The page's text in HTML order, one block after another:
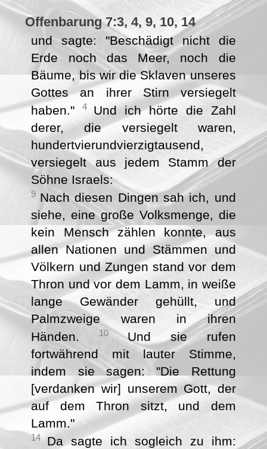
Offenbarung 7:3, 4, 9, 10, 14
und sagte: "Beschädigt nicht die
Erde noch das Meer, noch die
Bäume, bis wir die Sklaven unseres
Gottes an ihrer Stirn versiegelt
haben."4 Und ich hörte die Zahl
derer, die versiegelt waren,
hundertvierundvierzigtausend,
versiegelt aus jedem Stamm der
Söhne Israels:
9 Nach diesen Dingen sah ich, und
siehe, eine große Volksmenge, die
kein Mensch zählen konnte, aus
allen Nationen und Stämmen und
Völkern und Zungen stand vor dem
Thron und vor dem Lamm, in weiße
lange Gewänder gehüllt, und
Palmzweige waren in ihren
Händen.
10 Und sie rufen
fortwährend mit lauter Stimme,
indem sie sagen: "Die Rettung
[verdanken wir] unserem Gott, der
auf dem Thron sitzt, und dem
Lamm."
14 Da sagte ich sogleich zu ihm: